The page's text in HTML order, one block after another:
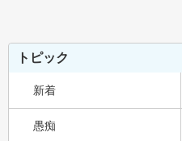
トピック
新着
愚痴